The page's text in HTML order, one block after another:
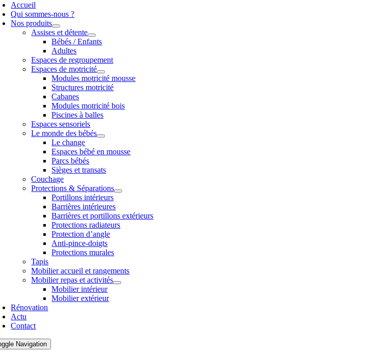
Accueil
Qui sommes-nous ?
Nos produits
Assises et détente
Bébés / Enfants
Adultes
Espaces de regroupement
Espaces de motricité
Modules motricité mousse
Structures motricité
Cabanes
Modules motricité bois
Piscines à balles
Espaces sensoriels
Le monde des bébés
Le change
Espaces bébé en mousse
Parcs bébés
Sièges et transats
Couchage
Protections & Séparations
Portillons intérieurs
Barrières intérieures
Barrières et portillons extérieurs
Protections radiateurs
Protection d’angle
Anti-pince-doigts
Protections murales
Tapis
Mobilier accueil et rangements
Mobilier repas et activités
Mobilier intérieur
Mobilier extérieur
Rénovation
Actu
Contact
Navigation